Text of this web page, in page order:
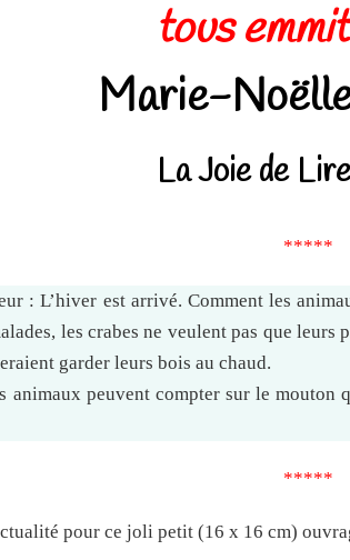
tous
Marie-
La Joie de
*****
: L’hiver est arrivé. Comment les
les crabes ne veulent pas que
garder leurs bois au chaud.
animaux peuvent compter sur le
*****
pour ce joli petit (16 x 16 cm)